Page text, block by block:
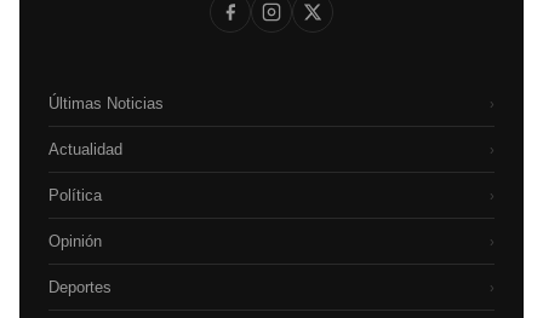
Últimas Noticias ›
Actualidad ›
Política ›
Opinión ›
Deportes ›